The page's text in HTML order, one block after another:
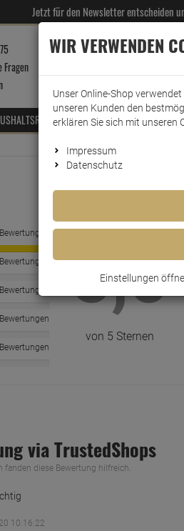
Jetzt für den Newsletter entscheiden
Fragen
HOTEL- & GASTROBEDARF
5,0
von 5 Sternen
via TrustedShops
fanden diese Bewertung hilfreich.
10:16:22
WIR VERWENDEN
Unser Online-Shop
unseren Kunden den
erklären Sie sich mit unseren
Impressum
Datenschutz
Einstellungen